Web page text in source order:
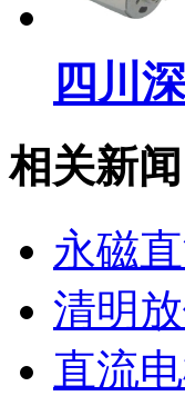
四川
相关新闻
永磁
清明
直流